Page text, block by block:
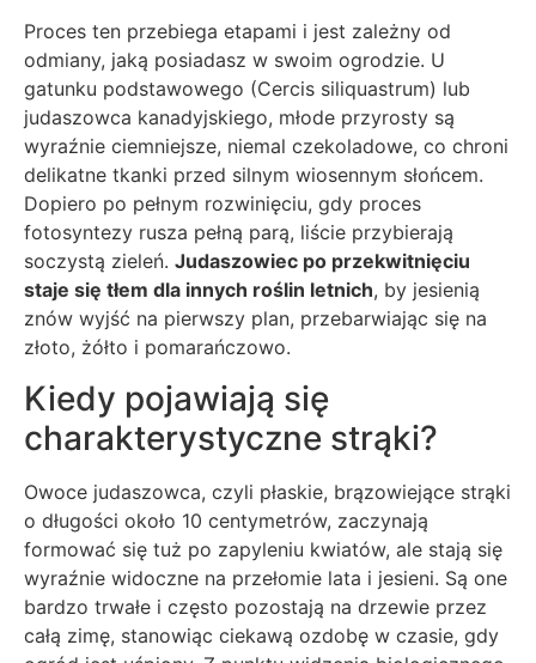
Proces ten przebiega etapami i jest zależny od
odmiany, jaką posiadasz w swoim ogrodzie. U
gatunku podstawowego (Cercis siliquastrum) lub
judaszowca kanadyjskiego, młode przyrosty są
wyraźnie ciemniejsze, niemal czekoladowe, co chroni
delikatne tkanki przed silnym wiosennym słońcem.
Dopiero po pełnym rozwinięciu, gdy proces
fotosyntezy rusza pełną parą, liście przybierają
soczystą zieleń. Judaszowiec po przekwitnięciu
staje się tłem dla innych roślin letnich, by jesienią
znów wyjść na pierwszy plan, przebarwiając się na
złoto, żółto i pomarańczowo.
Kiedy pojawiają się
charakterystyczne strąki?
Owoce judaszowca, czyli płaskie, brązowiejące strąki
o długości około 10 centymetrów, zaczynają
formować się tuż po zapyleniu kwiatów, ale stają się
wyraźnie widoczne na przełomie lata i jesieni. Są one
bardzo trwałe i często pozostają na drzewie przez
całą zimę, stanowiąc ciekawą ozdobę w czasie, gdy